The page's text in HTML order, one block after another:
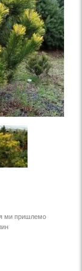
ми пришлемо